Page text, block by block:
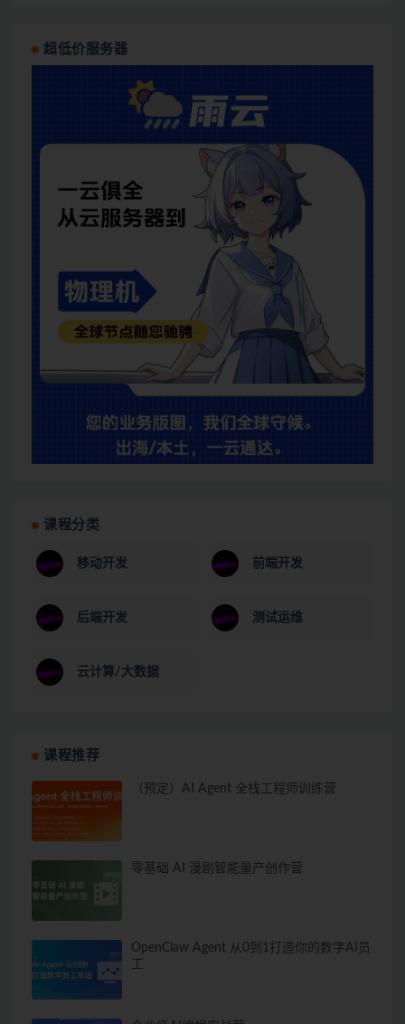
超低价服务器
课程分类
移动开发 前端开发
后端开发 测试运维
云计算/大数据
课程推荐
（预定）AI Agent 全栈工程师训练营
零基础 AI 漫剧智能量产创作营
OpenClaw Agent 从0到1打造你的数字AI员
工